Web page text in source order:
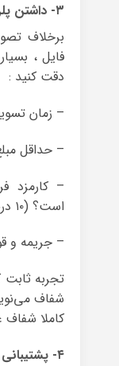
۳- داشتن پلن شفاف تسویه‌حساب
برخلاف
فایل ،
دقت کنید :
– زمان
– حداقل
– کارمزد
است؟ (۱۰ درصد، ۲۰ درصد یا صفر درصد .
– جریمه و
تجربه
شفاف
کاملا
۴- پشتیبانی قوی ، پاسخگو و سریع